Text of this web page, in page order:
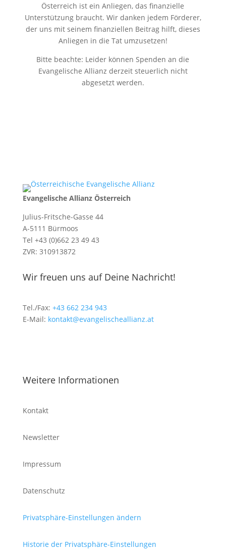
Österreich ist ein Anliegen, das finanzielle
Unterstützung braucht. Wir danken jedem Förderer,
der uns mit seinem finanziellen Beitrag hilft, dieses
Anliegen in die Tat umzusetzen!
Bitte beachte: Leider können Spenden an die
Evangelische Allianz derzeit steuerlich nicht
abgesetzt werden.
Evangelische Allianz Österreich
Julius-Fritsche-Gasse 44
A-5111 Bürmoos
Tel +43 (0)662 23 49 43
ZVR: 310913872
Wir freuen uns auf Deine Nachricht!
Tel./Fax: +43 662 234 943
E-Mail: kontakt@evangelischeallianz.at
Weitere Informationen
Kontakt
Newsletter
Impressum
Datenschutz
Privatsphäre-Einstellungen ändern
Historie der Privatsphäre-Einstellungen